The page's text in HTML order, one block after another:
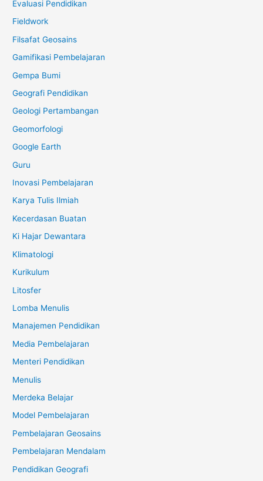
Evaluasi Pendidikan
Fieldwork
Filsafat Geosains
Gamifikasi Pembelajaran
Gempa Bumi
Geografi Pendidikan
Geologi Pertambangan
Geomorfologi
Google Earth
Guru
Inovasi Pembelajaran
Karya Tulis Ilmiah
Kecerdasan Buatan
Ki Hajar Dewantara
Klimatologi
Kurikulum
Litosfer
Lomba Menulis
Manajemen Pendidikan
Media Pembelajaran
Menteri Pendidikan
Menulis
Merdeka Belajar
Model Pembelajaran
Pembelajaran Geosains
Pembelajaran Mendalam
Pendidikan Geografi